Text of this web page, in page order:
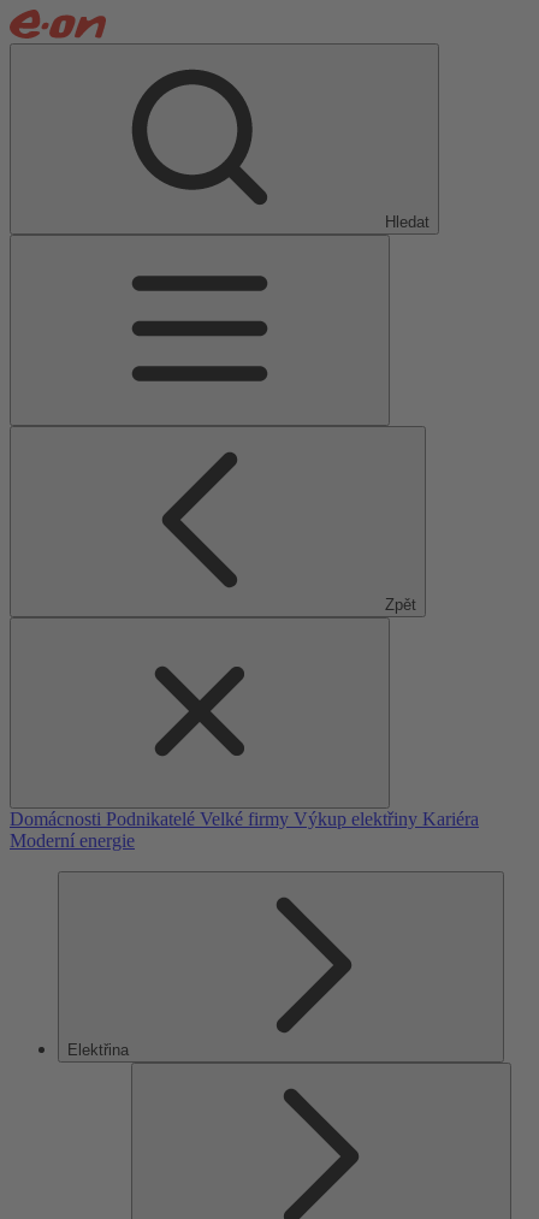
Hledat
Zpět
Domácnosti Podnikatelé Velké firmy Výkup elektřiny Kariéra
Moderní energie
Elektřina